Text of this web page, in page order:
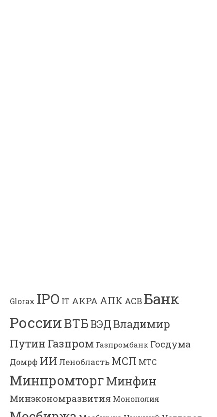
Glorax IPO IT АКРА АПК АСВБанк
РоссииВТБВЭДВладимир
Путин Газпром Газпромбанк Госдума
Домрф ИИ Ленобласть МСП МТС
МинпромторгМинфин
Минэкономразвития Монополия